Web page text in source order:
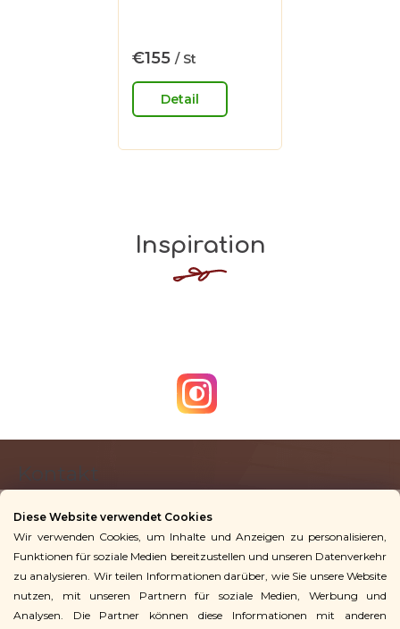
Diese Website verwendet Cookies
Wir verwenden Cookies, um Inhalte und Anzeigen zu personalisieren,
Funktionen für soziale Medien bereitzustellen und unseren Datenverkehr
zu analysieren. Wir teilen Informationen darüber, wie Sie unsere Website
nutzen, mit unseren Partnern für soziale Medien, Werbung und
Analysen. Die Partner können diese Informationen mit anderen
ist
von
€155 / St
Detail
Inspiration
ß
Kontakt
info@vingoshop.de
+49 781 9563 3016
Für Kunden